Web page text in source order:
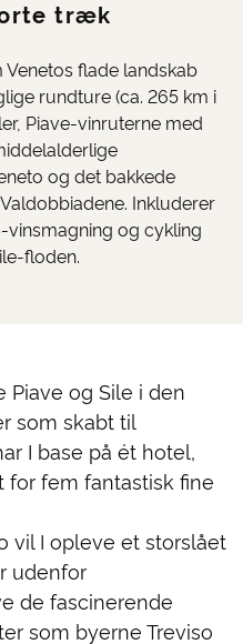
træk
flade landskab
rundture (ca. 265 km i
Piave-vinruterne med
og det bakkede
Inkluderer
vinsmagning og cykling
floden.
og Sile i den
som skabt til
I base på ét hotel,
for fem fantastisk fine
vil I opleve et storslået
udenfor
de fascinerende
som byerne Treviso